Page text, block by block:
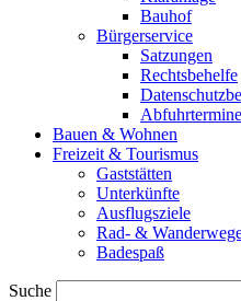
Bauhof
Bürgerservice
Satzungen
Rechtsbehelfe
Bauen & Wohnen
Freizeit & Tourismus
Gaststätten
Unterkünfte
Ausflugsziele
Rad- &
Badespaß
Suche